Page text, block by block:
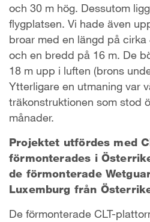
och 30 m hög. Dessutom
flygplatsen. Vi hade även
broar med en längd på
och en bredd på 16 m. De
18 m upp i luften (brons
Ytterligare en utmaning var
träkonstruktionen som stod
månader.
Projektet utfördes med
förmonterades i
de förmonterade
Luxemburg från
De förmonterade CLT-